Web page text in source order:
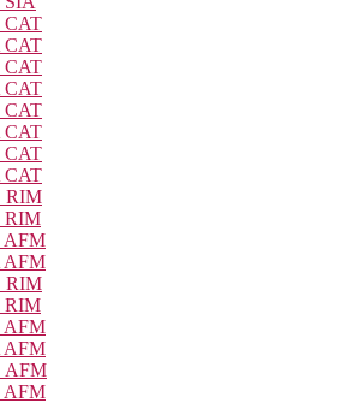
CAT
CAT
CAT
CAT
CAT
CAT
CAT
CAT
RIM
RIM
AFM
AFM
RIM
RIM
AFM
AFM
AFM
AFM